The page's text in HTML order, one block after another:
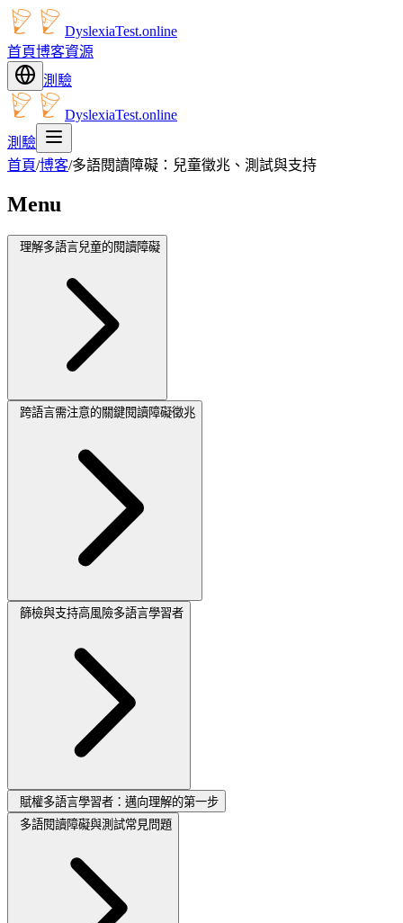
DyslexiaTest.online
首頁博客資源
測驗
DyslexiaTest.online
測驗
首頁/博客/多語閱讀障礙：兒童徵兆、測試與支持
Menu
理解多語言兒童的閱讀障礙
跨語言需注意的關鍵閱讀障礙徵兆
篩檢與支持高風險多語言學習者
賦權多語言學習者：邁向理解的第一步
多語閱讀障礙與測試常見問題